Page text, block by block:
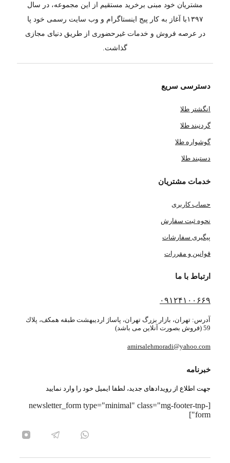
مشتریان خود مبنی برخرید مستقیم از این مجموعه، در سال
۱۳۹۷با آغاز به کار پیج اینستاگرام و وب سایت رسمی خود پا
در عرصه فروش و خدمات غیرحضوری از طریق دنیای مجازی
گذاشت.
دسترسی سریع
انگشتر طلا
گردنبند طلا
گوشواره طلا
دستبند طلا
خدمات مشتریان
حساب کاربری
نحوه ثبت سفارش
پیگیری سفارشات
قوانین و مقررات
ارتباط با ما
۰۹۱۲۴۱۰۰۶۶۹
آدرس: تهران، بازار بزرگ تهران، پاساژ ارديبهشت طبقه همكف، پلاك
59 (فروش بصورت آنلاین می باشد)
amirsalehmoradi@yahoo.com
خبرنامه
جهت اطلاع از رویدادهای جدید، لطفا ایمیل خود را وارد نمایید
[newsletter_form type="minimal" class="mg-footer-tnp-
form"]